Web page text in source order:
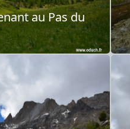
au Pas du